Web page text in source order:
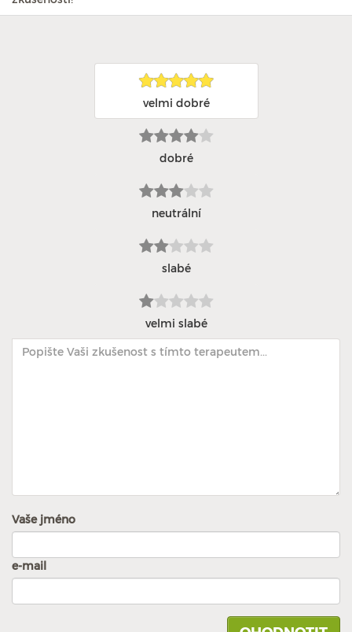
velmi dobré
dobré
neutrální
slabé
velmi slabé
Vaše jméno
e-mail